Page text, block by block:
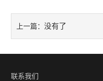
上一篇：没有了
联系我们